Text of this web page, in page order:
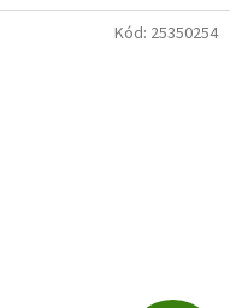
Kód: 25350254